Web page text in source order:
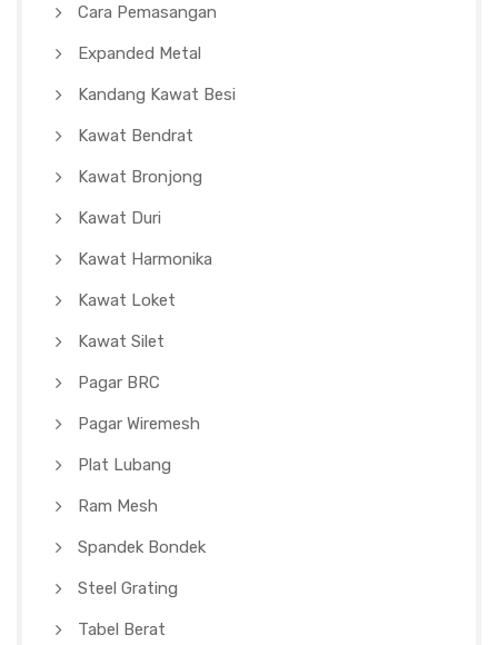
Cara Pemasangan
Expanded Metal
Kandang Kawat Besi
Kawat Bendrat
Kawat Bronjong
Kawat Duri
Kawat Harmonika
Kawat Loket
Kawat Silet
Pagar BRC
Pagar Wiremesh
Plat Lubang
Ram Mesh
Spandek Bondek
Steel Grating
Tabel Berat